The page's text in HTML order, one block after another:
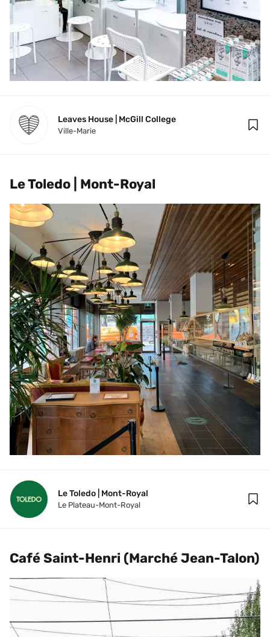
Leaves House | McGill College
Ville-Marie
Le Toledo | Mont-Royal
Le Toledo | Mont-Royal
Le Plateau-Mont-Royal
Café Saint-Henri (Marché Jean-Talon)